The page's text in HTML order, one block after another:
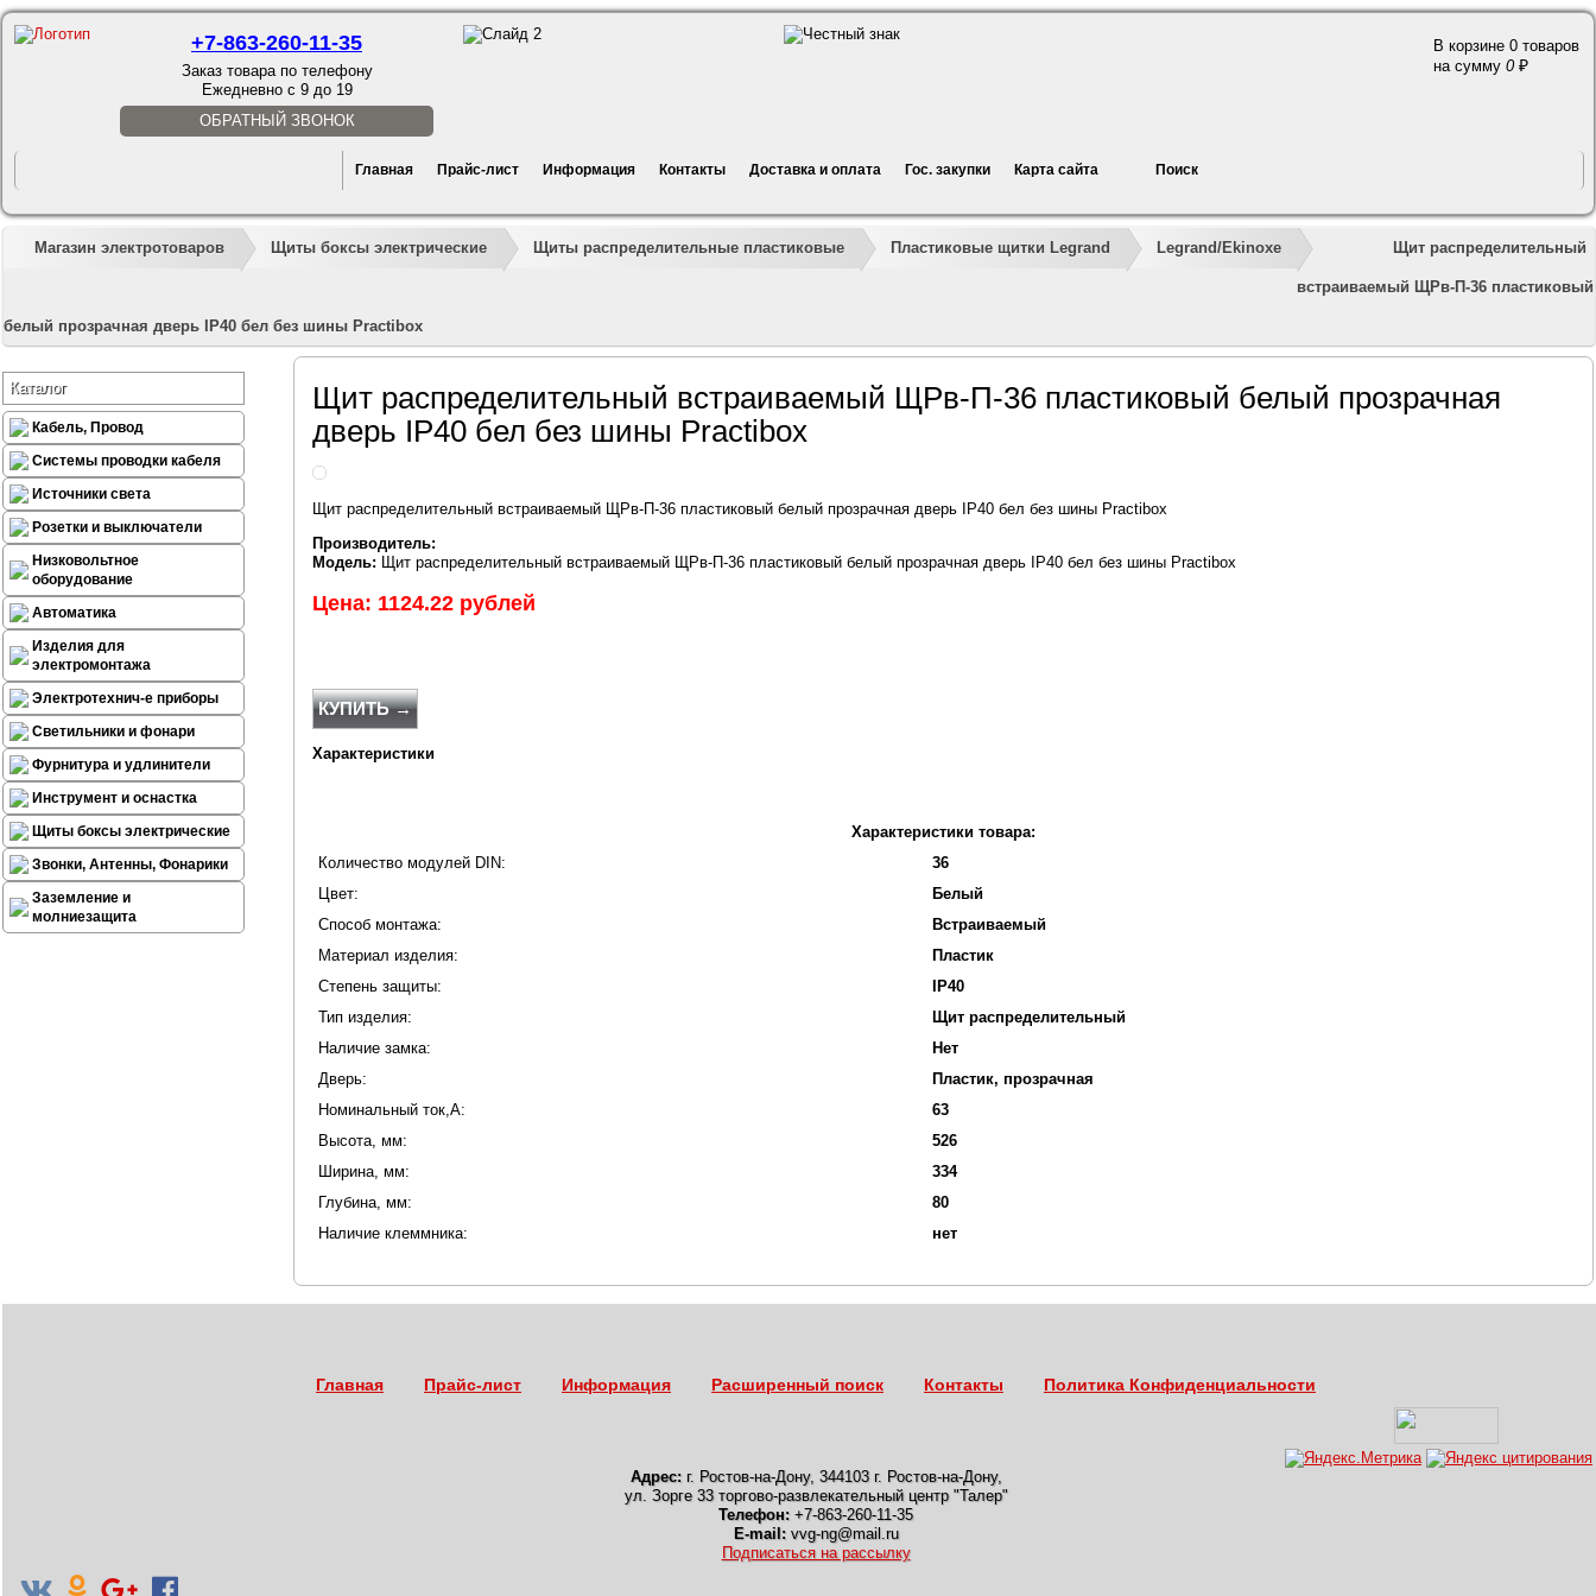
+7-863-260-11-35
Заказ товара по телефону
Ежедневно с 9 до 19
ОБРАТНЫЙ ЗВОНОК
В корзине 0 товаров
на сумму 0
Главная Прайс-лист Информация Контакты Доставка и оплата Гос. закупки Карта сайта Поиск
Магазин электротоваров »
Щиты боксы электрические »
Щиты распределительные пластиковые Пластиковые щитки Legrand Legrand/Ekinoxe Щит распределительный
встраиваемый ЩРв-П-36 пластиковый
белый прозрачная дверь IP40 бел без шины Practibox
Каталог
Кабель, Провод
Системы проводки кабеля
Источники света
Розетки и выключатели
Низковольтное
оборудование
Автоматика
Изделия для
электромонтажа
Электротехнич-е приборы
Светильники и фонари
Фурнитура и удлинители
Инструмент и оснастка
Щиты боксы электрические
Звонки, Антенны, Фонарики
Заземление и
молниезащита
Щит распределительный встраиваемый ЩРв-П-36 пластиковый белый прозрачная
дверь IP40 бел без шины Practibox
Щит распределительный встраиваемый ЩРв-П-36 пластиковый белый прозрачная дверь IP40 бел без шины Practibox
Производитель:
Модель: Щит распределительный встраиваемый ЩРв-П-36 пластиковый белый прозрачная дверь IP40 бел без шины Practibox
Цена: 1124.22 рублей
КУПИТЬ →
Характеристики
Характеристики товара:
Количество модулей DIN:
36
Цвет:
Белый
Способ монтажа:
Встраиваемый
Материал изделия:
Пластик
Степень защиты:
IP40
Тип изделия:
Щит распределительный
Наличие замка:
Нет
Дверь:
Пластик, прозрачная
Номинальный ток,А:
63
Высота, мм:
526
Ширина, мм:
334
Глубина, мм:
80
Наличие клеммника:
нет
Главная Прайс-лист Информация Расширенный поиск Контакты Политика Конфиденциальности
Адрес: г. Ростов-на-Дону, 344103 г. Ростов-на-Дону,
ул. Зорге 33 торгово-развлекательный центр "Талер"
Телефон: +7-863-260-11-35
E-mail: vvg-ng@mail.ru
Подписаться на рассылку